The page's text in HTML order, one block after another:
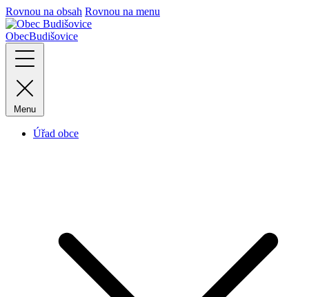
Rovnou na obsah Rovnou na menu
ObecBudišovice
Menu
Úřad obce